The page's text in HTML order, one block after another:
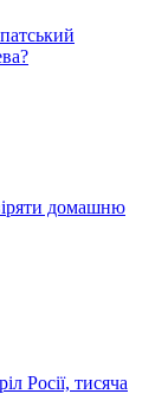
домашню
Росії, тисяча